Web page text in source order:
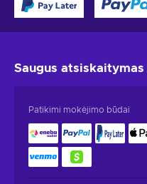
Saugus atsiskaitymas
Patikimi mokėjimo būdai